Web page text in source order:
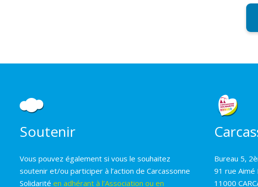
Soutenir
Vous pouvez également si vous le souhaitez
soutenir et/ou participer à l’action de Carcassonne
Solidarité en adhérant à l’Association ou en
Bureau 5,
91 rue Aimé
11000